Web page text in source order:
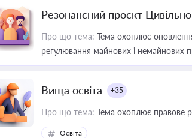
Резонансний проєкт
Про що тема: Тема охоплює
регулювання майнових і немайнових
Вища освіта +35
Про що тема: Тема охоплює правове
Освіта